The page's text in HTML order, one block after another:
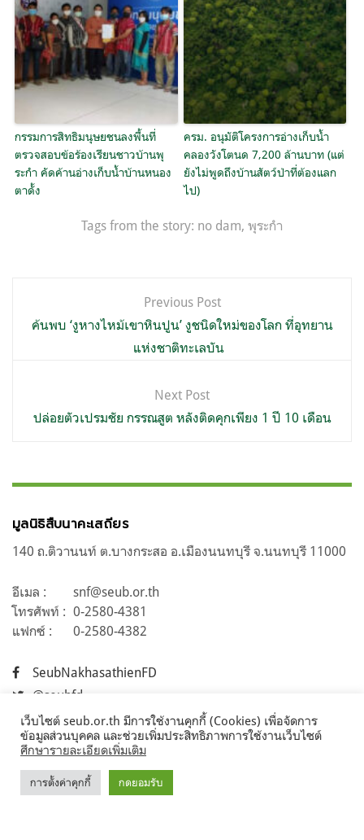
กรรมการสิทธิมนุษยชนลงพื้นที่
ตรวจสอบข้อร้องเรียนชาวบ้านพุ
ระกำ คัดค้านอ่างเก็บน้ำบ้านหนอง
ตาดั้ง
ครม. อนุมัติโครงการอ่างเก็บน้ำ
คลองวังโตนด 7,200 ล้านบาท (แต่
ยังไม่พูดถึงบ้านสัตว์ป่าที่ต้องแลก
ไป)
Tags from the story: no dam, พุระกำ
เรื่อง
Previous Post
ค้นพบ ‘งูหางไหม้เขาหินปูน’ งูชนิดใหม่ของโลก ที่อุทยาน
แห่งชาติทะเลบัน
Next Post
ปล่อยตัวเปรมชัย กรรณสูต หลังติดคุกเพียง 1 ปี 10 เดือน
มูลนิธิสืบนาคะเสถียร
140 ถ.ติวานนท์ ต.บางกระสอ อ.เมืองนนทบุรี จ.นนทบุรี 11000
อีเมล :
snf@seub.or.th
โทรศัพท์ : 0-2580-4381
แฟกซ์ :
0-2580-4382
SeubNakhasathienFD
@seubfd
seubfd
Seub2010
เว็บไซต์ seub.or.th มีการใช้งานคุกกี้ (Cookies) เพื่อจัดการ
ข้อมูลส่วนบุคคล และช่วยเพิ่มประสิทธิภาพการใช้งานเว็บไซต์
ศึกษารายละเอียดเพิ่มเติม
การตั้งค่าคุกกี้ กดยอมรับ